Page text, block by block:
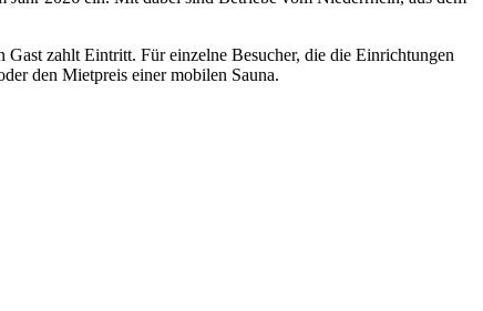
Gast zahlt Eintritt. Für einzelne Besucher, die die Einrichtungen
den Mietpreis einer mobilen Sauna.